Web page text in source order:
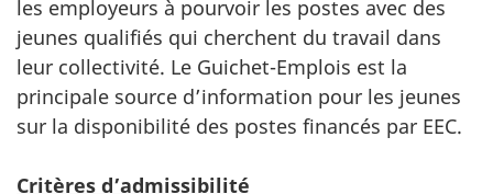
les employeurs à pourvoir les postes avec des
jeunes qualifiés qui cherchent du travail dans
leur collectivité. Le Guichet-Emplois est la
principale source d’information pour les jeunes
sur la disponibilité des postes financés par EEC.
Critères d’admissibilité